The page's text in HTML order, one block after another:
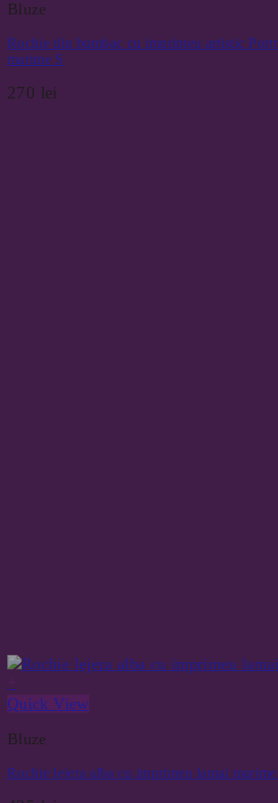
Bluze
Rochie din bumbac cu imprimeu artistic
marime S
270 lei
Quick View
Bluze
Rochie lejera alba cu imprimeu lamai